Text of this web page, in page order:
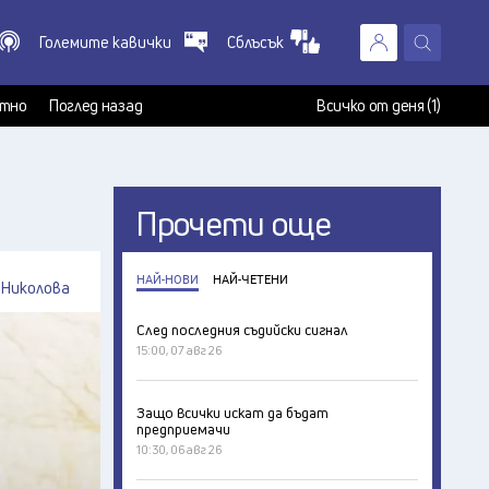
X
Големите кавички Сблъсък
Поглед назад Всичко от деня (1)
Прочети още
НАЙ-НОВИ НАЙ-ЧЕТЕНИ
След последния съдийски сигнал
15:00, 07 авг 26
Защо всички искат да бъдат
предприемачи
10:30, 06 авг 26